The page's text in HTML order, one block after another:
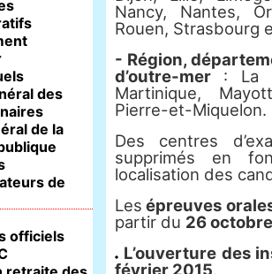
Nancy, Nantes,
Rouen, Strasbourg
- Région,
d’outre-mer : La
Martinique,
Pierre-et-Miquelon.
Des centres
supprimés en
localisation des
Les épreuves
partir du 26
L’ouverture des
février 2015.
des
de la
de
officiels